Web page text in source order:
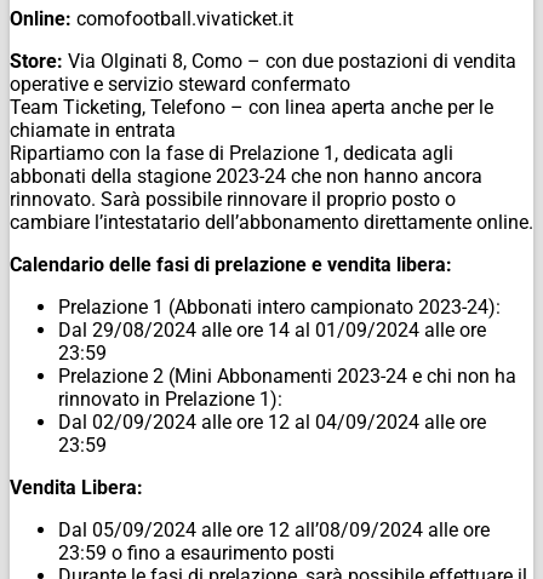
Online: comofootball.vivaticket.it
Store: Via Olginati 8, Como – con due postazioni di vendita
operative e servizio steward confermato
Team Ticketing, Telefono – con linea aperta anche per le
chiamate in entrata
Ripartiamo con la fase di Prelazione 1, dedicata agli
abbonati della stagione 2023-24 che non hanno ancora
rinnovato. Sarà possibile rinnovare il proprio posto o
cambiare l’intestatario dell’abbonamento direttamente online.
Calendario delle fasi di prelazione e vendita libera:
Prelazione 1 (Abbonati intero campionato 2023-24):
Dal 29/08/2024 alle ore 14 al 01/09/2024 alle ore
23:59
Prelazione 2 (Mini Abbonamenti 2023-24 e chi non ha
rinnovato in Prelazione 1):
Dal 02/09/2024 alle ore 12 al 04/09/2024 alle ore
23:59
Vendita Libera:
Dal 05/09/2024 alle ore 12 all’08/09/2024 alle ore
23:59 o fino a esaurimento posti